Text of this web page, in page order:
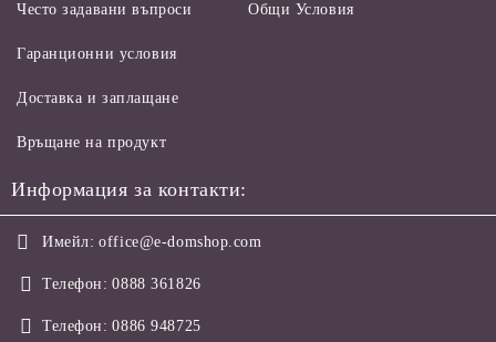
Често задавани въпроси Общи Условия
Гаранционни условия
Доставка и заплащане
Връщане на продукт
Информация за контакти:
Имейл: office@e-domshop.com
Телефон: 0888 361826
Телефон: 0886 948725